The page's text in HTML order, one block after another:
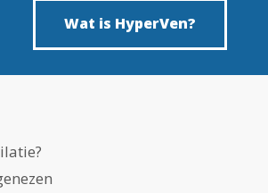
Wat is HyperVen?